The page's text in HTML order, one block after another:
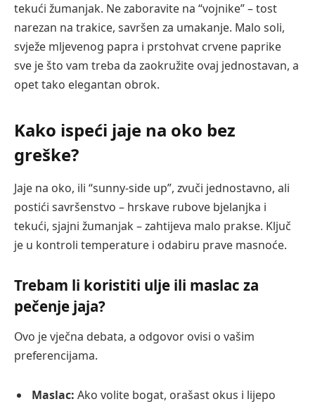
tekući žumanjak. Ne zaboravite na “vojnike” – tost
narezan na trakice, savršen za umakanje. Malo soli,
svježe mljevenog papra i prstohvat crvene paprike
sve je što vam treba da zaokružite ovaj jednostavan, a
opet tako elegantan obrok.
Kako ispeći jaje na oko bez
greške?
Jaje na oko, ili “sunny-side up”, zvuči jednostavno, ali
postići savršenstvo – hrskave rubove bjelanjka i
tekući, sjajni žumanjak – zahtijeva malo prakse. Ključ
je u kontroli temperature i odabiru prave masnoće.
Trebam li koristiti ulje ili maslac za
pečenje jaja?
Ovo je vječna debata, a odgovor ovisi o vašim
preferencijama.
Maslac: Ako volite bogat, orašast okus i lijepo